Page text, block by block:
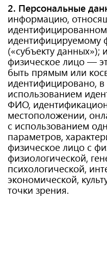
2. Персональные
информацию,
идентифицируемому
(«субъекту
физическое лицо —
быть прямым или
идентифицировано, в
использованием
ФИО,
местоположении,
с использованием
параметров,
физическое лицо с
физиологической,
психологической,
экономической,
точки зрения.